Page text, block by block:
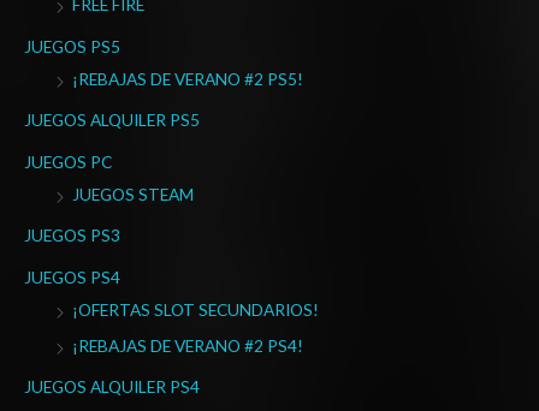
o
FREE FIRE
JUEGOS PS5
¡REBAJAS DE VERANO #2 PS5!
JUEGOS ALQUILER PS5
JUEGOS PC
JUEGOS STEAM
JUEGOS PS3
JUEGOS PS4
¡OFERTAS SLOT SECUNDARIOS!
¡REBAJAS DE VERANO #2 PS4!
JUEGOS ALQUILER PS4